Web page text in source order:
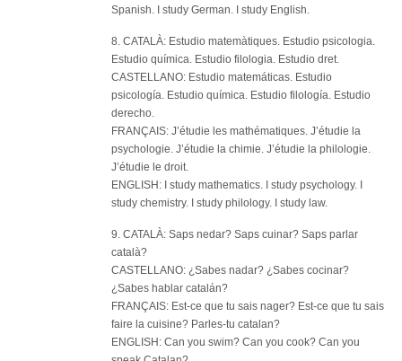
Spanish. I study German. I study English.
8. CATALÀ: Estudio matemàtiques. Estudio psicologia.
Estudio química. Estudio filologia. Estudio dret.
CASTELLANO: Estudio matemáticas. Estudio
psicología. Estudio química. Estudio filología. Estudio
derecho.
FRANÇAIS: J’étudie les mathématiques. J’étudie la
psychologie. J’étudie la chimie. J’étudie la philologie.
J’étudie le droit.
ENGLISH: I study mathematics. I study psychology. I
study chemistry. I study philology. I study law.
9. CATALÀ: Saps nedar? Saps cuinar? Saps parlar
català?
CASTELLANO: ¿Sabes nadar? ¿Sabes cocinar?
¿Sabes hablar catalán?
FRANÇAIS: Est-ce que tu sais nager? Est-ce que tu sais
faire la cuisine? Parles-tu catalan?
ENGLISH: Can you swim? Can you cook? Can you